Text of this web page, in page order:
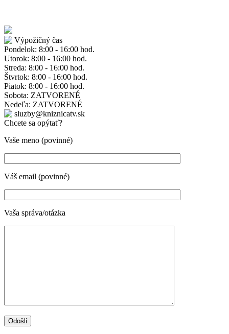
Výpožičný čas
Pondelok: 8:00 - 16:00 hod.
Utorok: 8:00 - 16:00 hod.
Streda: 8:00 - 16:00 hod.
Štvrtok: 8:00 - 16:00 hod.
Piatok: 8:00 - 16:00 hod.
Sobota: ZATVORENÉ
Nedeľa: ZATVORENÉ
sluzby@kniznicatv.sk
Chcete sa opýtať?
Vaše meno (povinné)
Váš email (povinné)
Vaša správa/otázka